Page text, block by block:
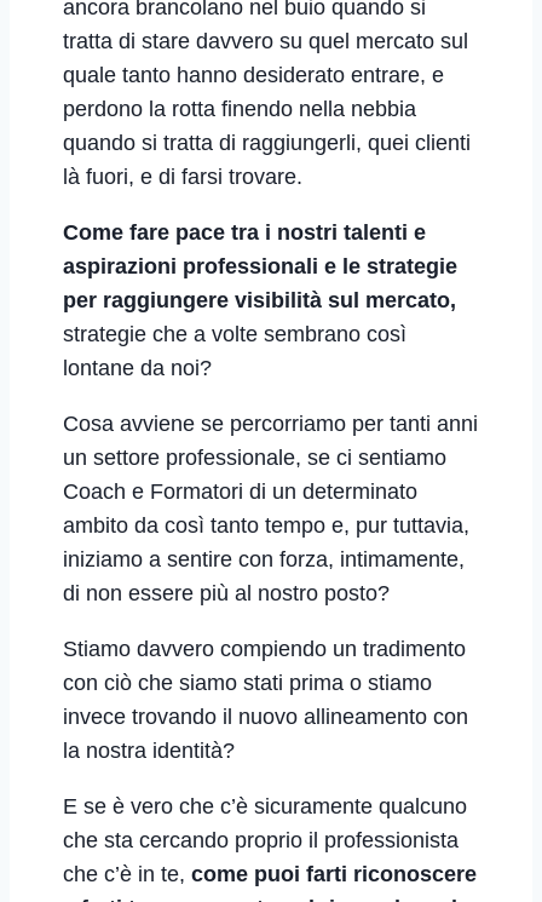
ancora brancolano nel buio quando si
tratta di stare davvero su quel mercato sul
quale tanto hanno desiderato entrare, e
perdono la rotta finendo nella nebbia
quando si tratta di raggiungerli, quei clienti
là fuori, e di farsi trovare.
Come fare pace tra i nostri talenti e
aspirazioni professionali e le strategie
per raggiungere visibilità sul mercato,
strategie che a volte sembrano così
lontane da noi?
Cosa avviene se percorriamo per tanti anni
un settore professionale, se ci sentiamo
Coach e Formatori di un determinato
ambito da così tanto tempo e, pur tuttavia,
iniziamo a sentire con forza, intimamente,
di non essere più al nostro posto?
Stiamo davvero compiendo un tradimento
con ciò che siamo stati prima o stiamo
invece trovando il nuovo allineamento con
la nostra identità?
E se è vero che c’è sicuramente qualcuno
che sta cercando proprio il professionista
che c’è in te, come puoi farti riconoscere